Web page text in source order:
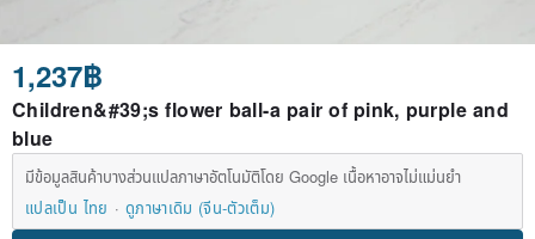
1,237฿
Children&#39;s flower ball-a pair of pink, purple and
blue
มีข้อมูลสินค้าบางส่วนแปลภาษาอัตโนมัติโดย Google เนื้อหาอาจไม่แม่นยำ
แปลเป็น ไทย
ดูภาษาเดิม (จีน-ตัวเต็ม)